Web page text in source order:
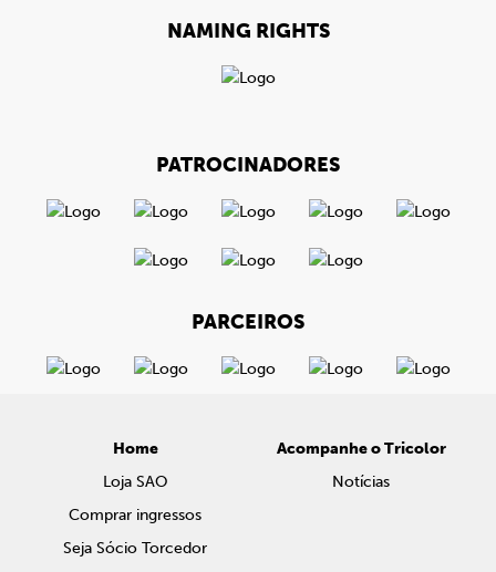
NAMING RIGHTS
PATROCINADORES
PARCEIROS
Home
Loja SAO
Comprar ingressos
Seja Sócio Torcedor
Acompanhe o Tricolor
Notícias